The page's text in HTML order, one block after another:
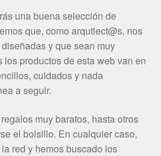
una buena selección de
que, como arqutiect@s, nos
y que sean muy
los productos de esta web van en
cuidados y nada
a seguir.
muy baratos, hasta otros
el bolsillo. En cualquier caso,
red y hemos buscado los